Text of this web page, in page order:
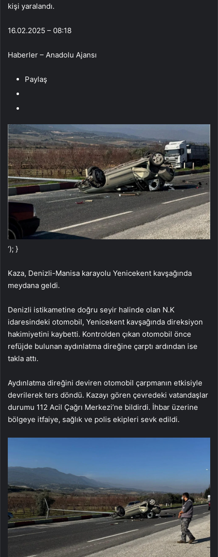
kişi yaralandı.
16.02.2025 – 08:18
Haberler – Anadolu Ajansı
Paylaş
‘); }
Kaza, Denizli-Manisa karayolu Yenicekent kavşağında
meydana geldi.
Denizli istikametine doğru seyir halinde olan N.K
idaresindeki otomobil, Yenicekent kavşağında direksiyon
hakimiyetini kaybetti. Kontrolden çıkan otomobil önce
refüjde bulunan aydınlatma direğine çarptı ardından ise
takla attı.
Aydınlatma direğini deviren otomobil çarpmanın etkisiyle
devrilerek ters döndü. Kazayı gören çevredeki vatandaşlar
durumu 112 Acil Çağrı Merkezi’ne bildirdi. İhbar üzerine
bölgeye itfaiye, sağlık ve polis ekipleri sevk edildi.